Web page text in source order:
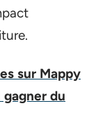
sur Mappy
du